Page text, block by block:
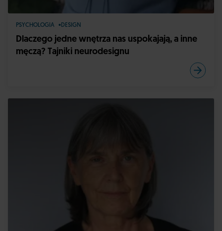
PSYCHOLOGIA DESIGN
Dlaczego jedne wnętrza nas uspokajają, a inne
męczą? Tajniki neurodesignu